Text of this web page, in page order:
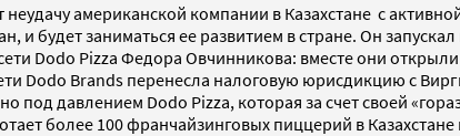
американской компании в Казахстане с
и будет заниматься ее развитием в стране. Он
Dodo Pizza Федора Овчинникова: вместе они
Dodo Brands перенесла налоговую юрисдикцию с
под давлением Dodo Pizza, которая за счет своей
более 100 франчайзинговых пиццерий в